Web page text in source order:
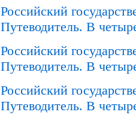
Российский
Путеводитель. В
Российский
Путеводитель. В
Российский
Путеводитель. В